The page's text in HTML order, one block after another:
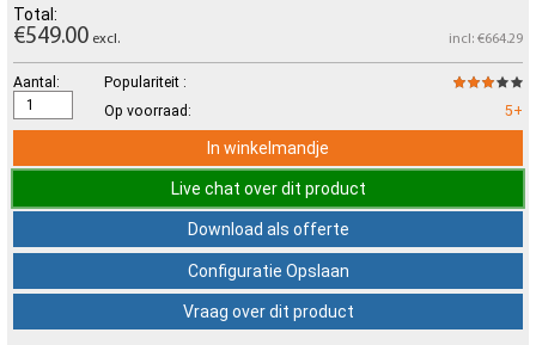
Total:
€549.00 excl. incl: €664.29
Aantal:
Populariteit :
Op voorraad:
5+
In winkelmandje
Live chat over dit product
Download als offerte
Configuratie Opslaan
Vraag over dit product